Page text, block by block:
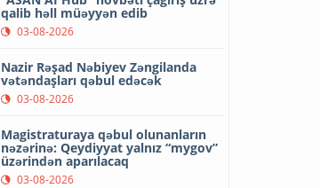
qalib həll müəyyən edib
03-08-2026
Nazir Rəşad Nəbiyev Zəngilanda
vətəndaşları qəbul edəcək
03-08-2026
Magistraturaya qəbul olunanların
nəzərinə: Qeydiyyat yalnız “mygov”
üzərindən aparılacaq
03-08-2026